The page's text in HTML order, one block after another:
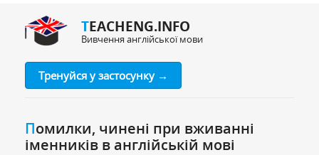
TEACHENG.INFO
Вивчення англійської мови
Тренуйся у застосунку →
Помилки, чинені при вживанні
іменників в англійській мові